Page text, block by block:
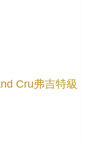
Cru弗吉特級